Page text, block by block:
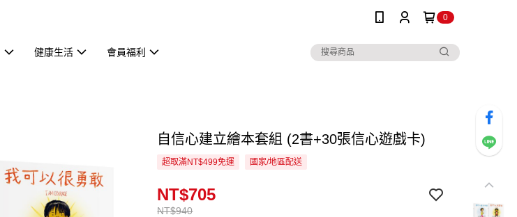
0
健康生活 會員福利
自信心建立繪本套組 (2書+30張信心遊戲卡)
超取滿NT$499免運 國家/地區配送
NT$940
NT$705